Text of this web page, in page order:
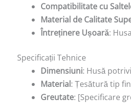
Compatibilitate cu
Material de Calitate
Întreținere Ușoară:
Specificații Tehnice
Dimensiuni: Husă
Material: Țesătură tip
Greutate: [Specificare